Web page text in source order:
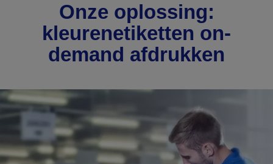
Onze oplossing:
kleurenetiketten on-
demand afdrukken